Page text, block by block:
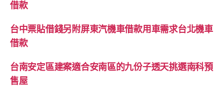
借款
台中票貼借錢另附屏東汽機車借款用車需求台北機車
借款
台南安定區建案適合安南區的九份子透天挑選南科預
售屋